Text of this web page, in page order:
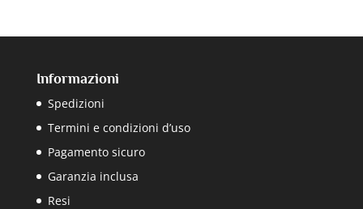
Informazioni
Spedizioni
Termini e condizioni d’uso
Pagamento sicuro
Garanzia inclusa
Resi